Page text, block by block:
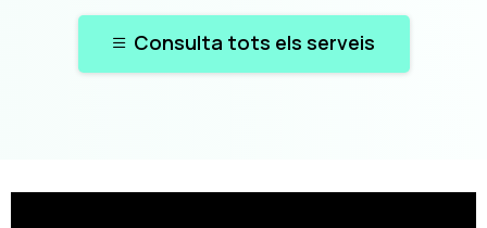
Consulta tots els serveis